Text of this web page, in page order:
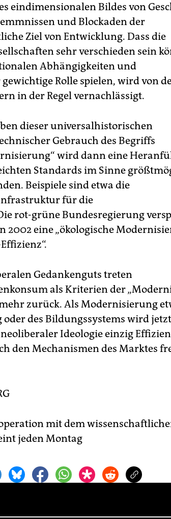
eindimensionalen Bildes von
und Blockaden der
Ziel von Entwicklung. Dass die
sehr verschieden sein
Abhängigkeiten und
Rolle spielen, wird von
in der Regel vernachlässigt.
dieser universalhistorischen
Gebrauch des Begriffs
wird dann eine
Standards im Sinne
Beispiele sind etwa die
für die
rot-grüne Bundesregierung
eine „ökologische
Gedankenguts treten
als Kriterien der
zurück. Als Modernisierung
oder des Bildungssystems wird
Ideologie einzig
den Mechanismen des Marktes
mit dem
jeden Montag